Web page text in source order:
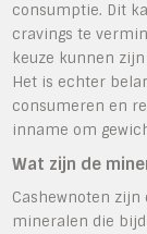
consumptie. Dit
cravings te
keuze kunnen
Het is echter
consumeren en
inname om
Wat zijn de
Cashewnoten
mineralen die